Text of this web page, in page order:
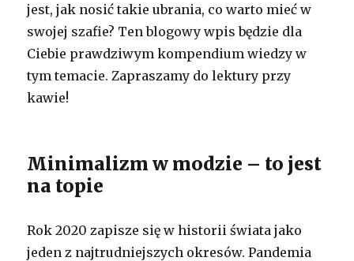
jest, jak nosić takie ubrania, co warto mieć w
swojej szafie? Ten blogowy wpis będzie dla
Ciebie prawdziwym kompendium wiedzy w
tym temacie. Zapraszamy do lektury przy
kawie!
Minimalizm w modzie – to jest
na topie
Rok 2020 zapisze się w historii świata jako
jeden z najtrudniejszych okresów. Pandemia